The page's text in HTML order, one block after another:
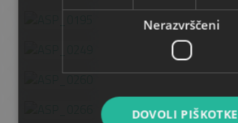
Nerazvrščeni
DOVOLI PIŠKOTKE